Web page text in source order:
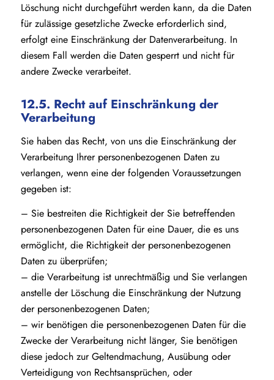
Löschung nicht durchgeführt werden kann, da die Daten
für zulässige gesetzliche Zwecke erforderlich sind,
erfolgt eine Einschränkung der Datenverarbeitung. In
diesem Fall werden die Daten gesperrt und nicht für
andere Zwecke verarbeitet.
12.5. Recht auf Einschränkung der
Verarbeitung
Sie haben das Recht, von uns die Einschränkung der
Verarbeitung Ihrer personenbezogenen Daten zu
verlangen, wenn eine der folgenden Voraussetzungen
gegeben ist:
– Sie bestreiten die Richtigkeit der Sie betreffenden
personenbezogenen Daten für eine Dauer, die es uns
ermöglicht, die Richtigkeit der personenbezogenen
Daten zu überprüfen;
– die Verarbeitung ist unrechtmäßig und Sie verlangen
anstelle der Löschung die Einschränkung der Nutzung
der personenbezogenen Daten;
– wir benötigen die personenbezogenen Daten für die
Zwecke der Verarbeitung nicht länger, Sie benötigen
diese jedoch zur Geltendmachung, Ausübung oder
Verteidigung von Rechtsansprüchen, oder